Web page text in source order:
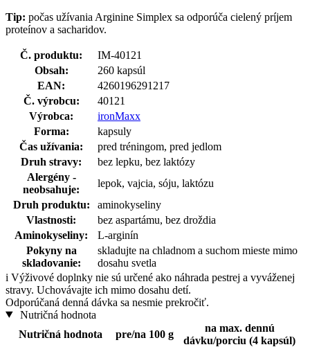
Tip: počas užívania Arginine Simplex sa odporúča cielený príjem
proteínov a sacharidov.
Č. produktu:
IM-40121
Obsah:
260 kapsúl
EAN:
4260196291217
Č. výrobcu:
40121
Výrobca:
ironMaxx
Forma:
kapsuly
Čas užívania:
pred tréningom, pred jedlom
Druh stravy:
bez lepku, bez laktózy
Alergény -
neobsahuje:
lepok, vajcia, sóju, laktózu
Druh produktu:
aminokyseliny
Vlastnosti:
bez aspartámu, bez droždia
Aminokyseliny:
L-arginín
Pokyny na
skladovanie:
skladujte na chladnom a suchom mieste mimo
dosahu svetla
i Výživové doplnky nie sú určené ako náhrada pestrej a vyváženej
stravy. Uchovávajte ich mimo dosahu detí.
Odporúčaná denná dávka sa nesmie prekročiť.
Nutričná hodnota
Nutričná hodnota
pre/na 100 g
na max. dennú
dávku/porciu (4 kapsúl)